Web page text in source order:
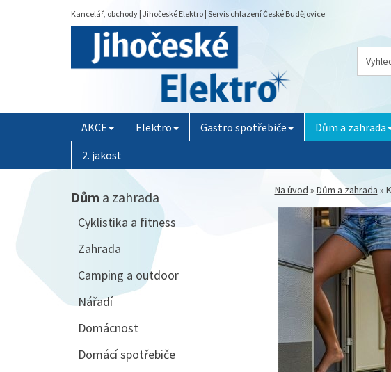
Kancelář, obchody | Jihočeské Elektro | Servis chlazení České Budějovice
AKCE Elektro Gastro spotřebiče Dům a zahrada
2. jakost
Na úvod » Dům a zahrada »
Dům a zahrada
Cyklistika a fitness
Zahrada
Camping a outdoor
Nářadí
Domácnost
Domácí spotřebiče